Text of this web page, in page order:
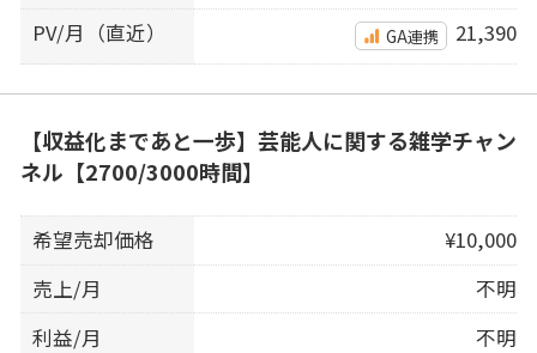
PV/月（直近） GA連携 21,390
【収益化まであと一歩】芸能人に関する雑学チャン
ネル【2700/3000時間】
希望売却価格
¥10,000
売上/月
不明
利益/月
不明